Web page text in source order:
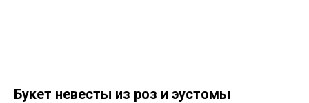
Букет невесты из роз и эустомы